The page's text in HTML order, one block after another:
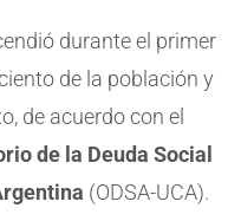
durante el primer
de la población y
de acuerdo con el
de la Deuda Social
(ODSA-UCA).